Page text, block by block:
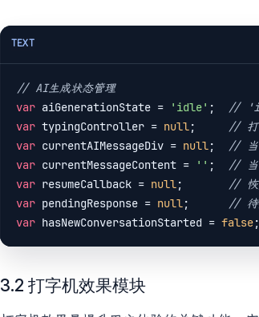
TEXT
// AI生成状态管理
var aiGenerationState = 'idle' ;
//
var typingController = null;
// 打
var currentAIMessageDiv = null;
// 当
var currentMessageContent = '' ;
// 当
var resumeCallback = null;
// 恢
var pendingResponse = null;
// 待
var hasNewConversationStarted = false;
3.2 打字机效果模块